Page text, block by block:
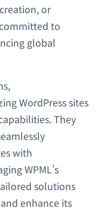
or
to
global
WordPress sites
They
with
WPML’s
solutions
enhance its